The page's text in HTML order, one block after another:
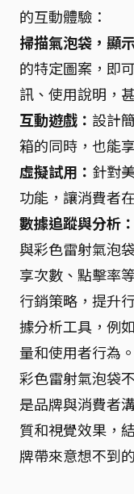
的互動體驗：
掃描氣泡袋，顯
的特定圖案，即
訊、使用說明，
互動遊戲： 設計
箱的同時，也能
虛擬試用： 針對
功能，讓消費者
數據追蹤與分析：
與彩色雷射氣泡
享次數、點擊率
行銷策略，提升
據分析工具，例如
量和使用者行為。
彩色雷射氣泡袋
是品牌與消費者
質和視覺效果，
牌帶來意想不到